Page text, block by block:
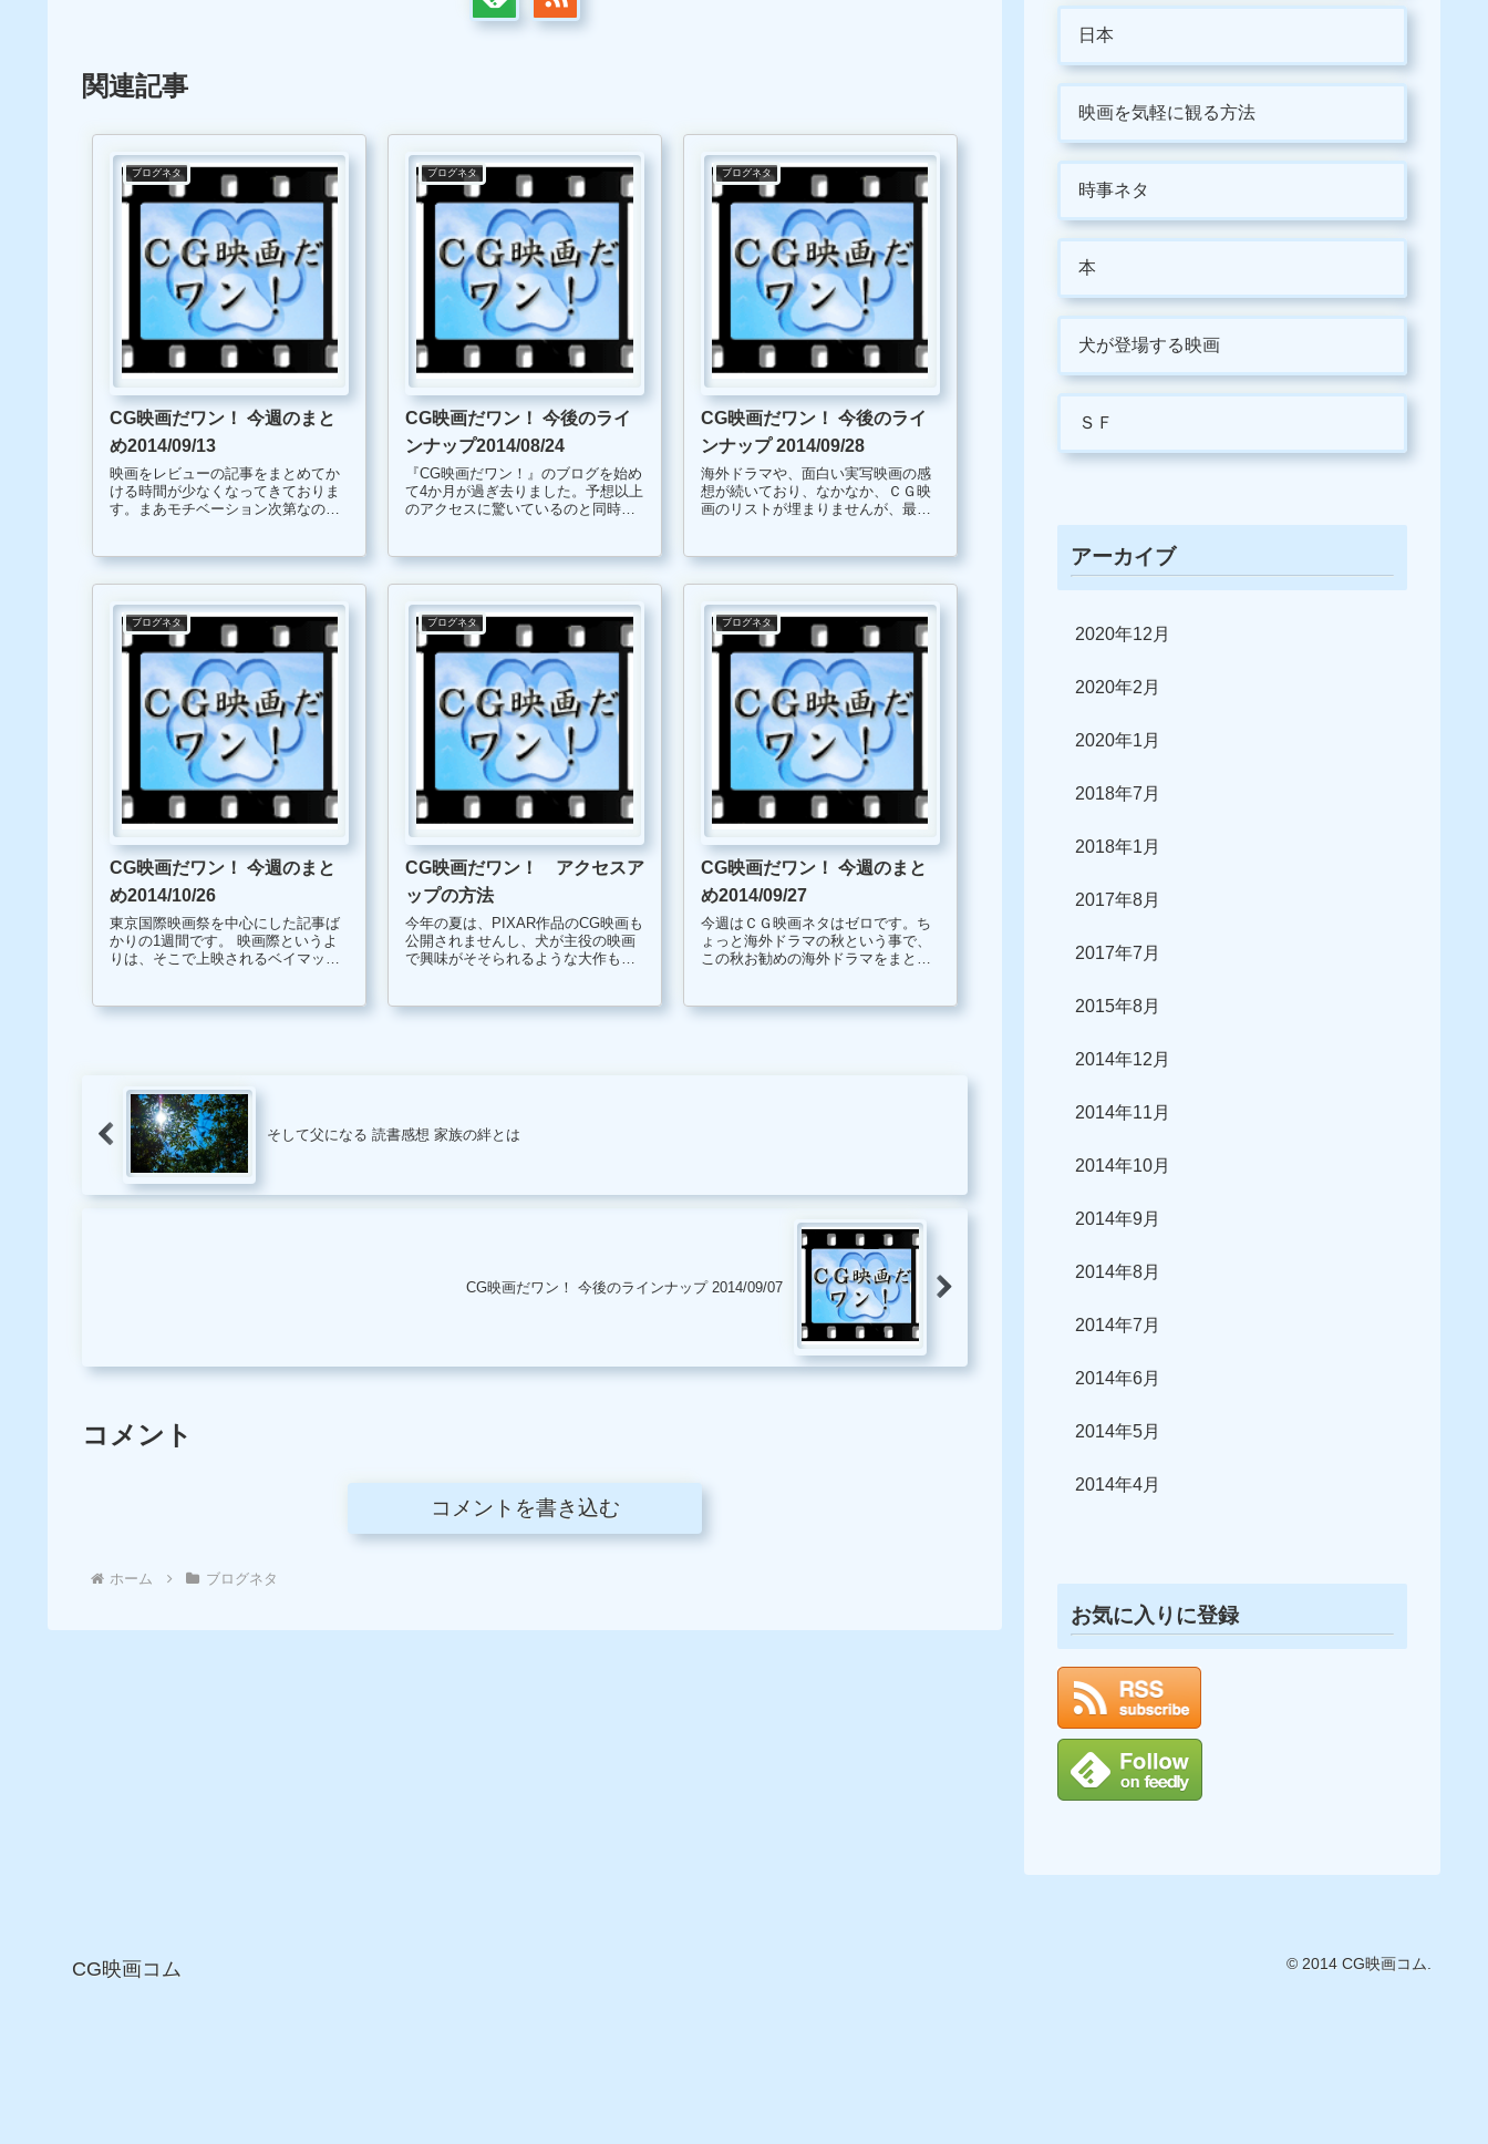
関連記事
ブログネタ
CG映画だワン！ 今週のまと
め2014/09/13
映画をレビューの記事をまとめてか
ける時間が少なくなってきておりま
す。まあモチベーション次第なので
になる 映画 vs 小説 お勧めはどっ
ブログネタ
CG映画だワン！ 今後のライ
ンナップ2014/08/24
『CG映画だワン！』のブログを始め
て4か月が過ぎ去りました。予想以上
のアクセスに驚いているのと同時に
んあったと感じているこの頃です。
ブログネタ
CG映画だワン！ 今後のライ
ンナップ 2014/09/28
海外ドラマや、面白い実写映画の感
想が続いており、なかなか、ＣＧ映
画のリストが埋まりませんが、最近
もんの感想もまだでしたので、来週
ブログネタ
CG映画だワン！ 今週のまと
め2014/10/26
東京国際映画祭を中心にした記事ば
かりの1週間です。 映画際というよ
りは、そこで上映されるベイマック
高く、入手する事が出来ませんでし
ブログネタ
CG映画だワン！ アクセスア
ップの方法
今年の夏は、PIXAR作品のCG映画も
公開されませんし、犬が主役の映画
で興味がそそられるような大作もあ
は、機械で作られた番犬型のロボッ
ブログネタ
CG映画だワン！ 今週のまと
め2014/09/27
今週はＣＧ映画ネタはゼロです。ち
ょっと海外ドラマの秋という事で、
この秋お勧めの海外ドラマをまとめ
通常海外ドラマと言えば、レンタル
そして父になる 読書感想 家族の絆とは
CG映画だワン！ 今後のラインナップ 2014/09/07
コメント
コメントを書き込む
ホーム ブログネタ
日本
映画を気軽に観る方法
時事ネタ
本
犬が登場する映画
ＳＦ
アーカイブ
2020年12月
2020年2月
2020年1月
2018年7月
2018年1月
2017年8月
2017年7月
2015年8月
2014年12月
2014年11月
2014年10月
2014年9月
2014年8月
2014年7月
2014年6月
2014年5月
2014年4月
お気に入りに登録
CG映画コム © 2014 CG映画コム.